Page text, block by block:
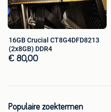
16GB Crucial CT8G4DFD8213
(2x8GB) DDR4
€ 80,00
Populaire zoektermen